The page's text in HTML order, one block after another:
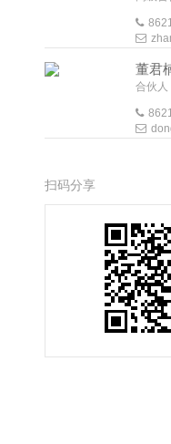
董君
合伙人
扫码分享